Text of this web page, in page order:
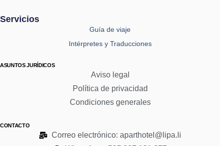
Servicios
Guía de viaje
Intérpretes y Traducciones
ASUNTOS JURÍDICOS
Aviso legal
Política de privacidad
Condiciones generales
CONTACTO
Correo electrónico: aparthotel@lipa.li